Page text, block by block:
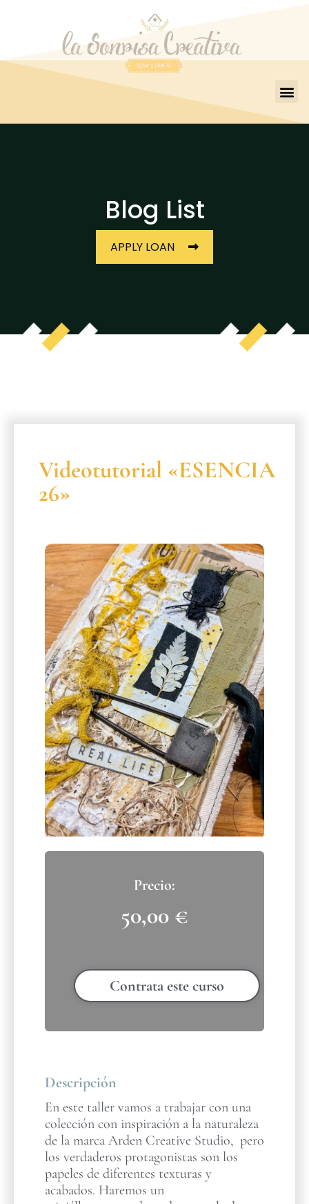
Blog List
APPLY LOAN
Videotutorial «ESENCIA
26»
50,00 €
Contrata este curso
Descripción
En este taller vamos a trabajar con una
colección con inspiración a la naturaleza
de la marca Arden Creative Studio, pero
los verdaderos protagonistas son los
papeles de diferentes texturas y
acabados. Haremos un